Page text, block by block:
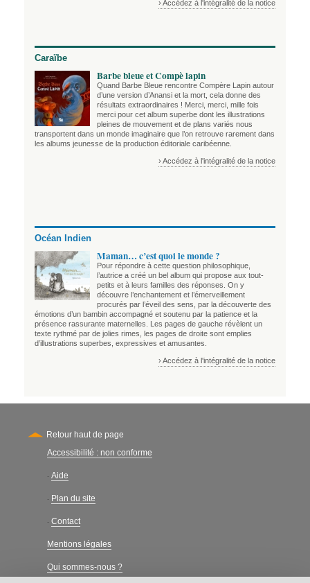
› Accédez à l'intégralité de la notice
Caraïbe
Barbe bleue et Compè lapin
Quand Barbe Bleue rencontre Compère Lapin autour
d’une version d’Anansi et la mort, cela donne des
résultats extraordinaires ! Merci, merci, mille fois
merci pour cet album superbe dont les illustrations
pleines de mouvement et de plans variés nous
transportent dans un monde imaginaire que l’on retrouve rarement dans
les albums jeunesse de la production éditoriale caribéenne.
› Accédez à l'intégralité de la notice
Océan Indien
Maman… c’est quoi le monde ?
Pour répondre à cette question philosophique,
l’autrice a créé un bel album qui propose aux tout-
petits et à leurs familles des réponses. On y
découvre l’enchantement et l’émerveillement
procurés par l’éveil des sens, par la découverte des
émotions d’un bambin accompagné et soutenu par la patience et la
présence rassurante maternelles. Les pages de gauche révèlent un
texte rythmé par de jolies rimes, les pages de droite sont emplies
d’illustrations superbes, expressives et amusantes.
› Accédez à l'intégralité de la notice
Retour haut de page
Secondary
Accessibilité : non conforme
- Aide
- Plan du site
- Contact
Mentions légales
Qui sommes-nous ?